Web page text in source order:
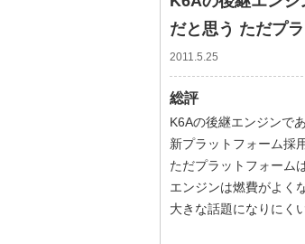
だと思う ただプ
2011.5.25
総評
K6Aの後継エンジンで
新プラットフォーム採
ただプラットフォーム
エンジンは燃費がよく
大きな話題になりにく